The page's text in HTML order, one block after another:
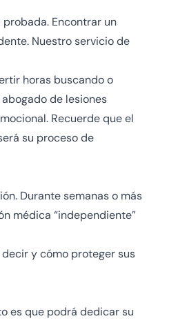
Encontrar un
Nuestro servicio de
horas buscando o
de lesiones
Recuerde que el
su proceso de
Durante semanas o más
médica “independiente”
y cómo proteger sus
es que podrá dedicar su